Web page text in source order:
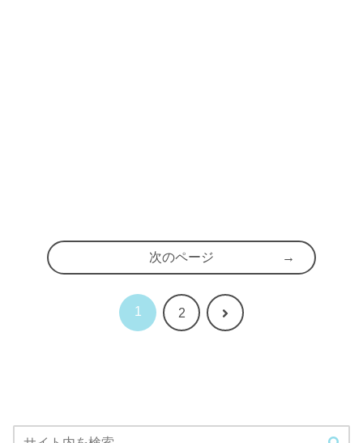
次のページ
1 2 次